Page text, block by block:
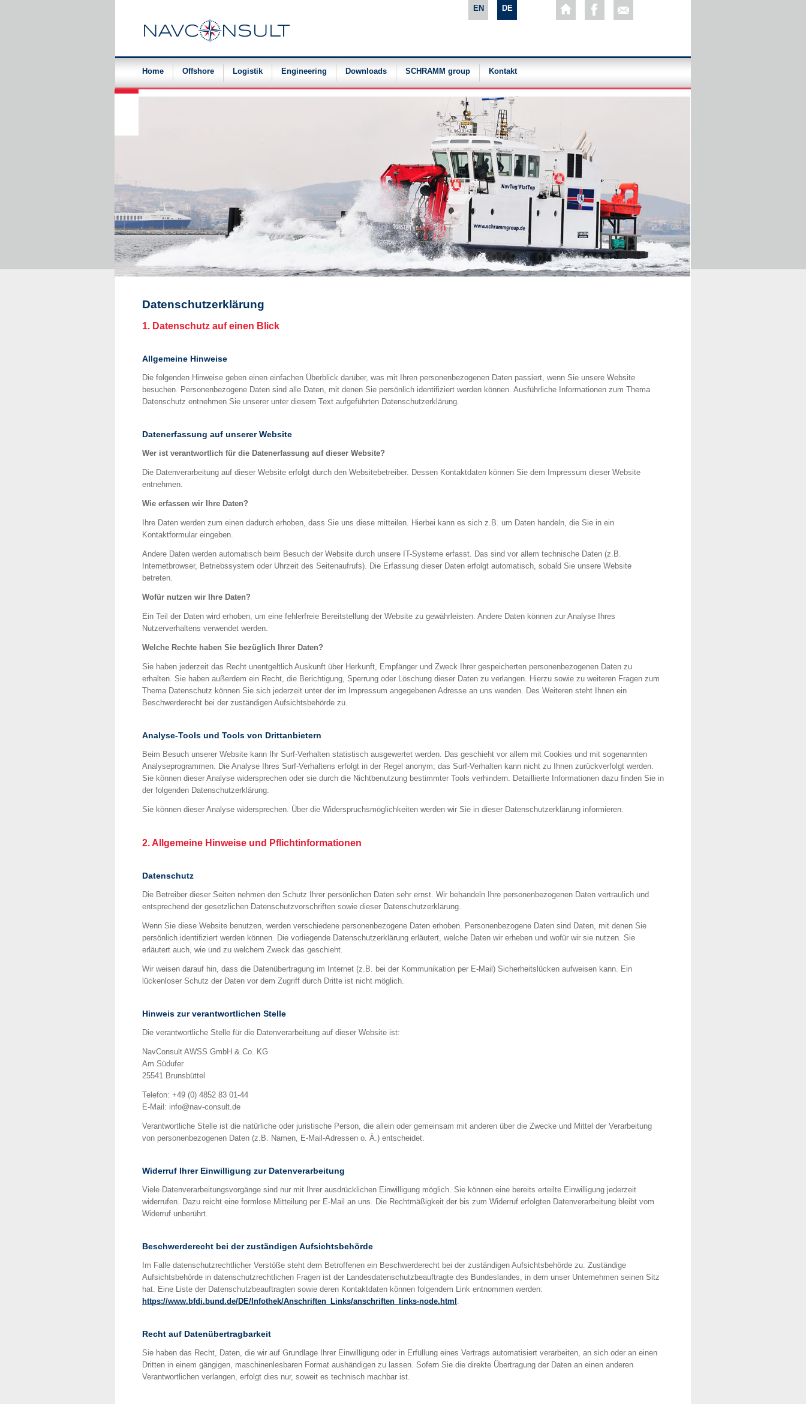
EN DE
Navigation
überspringen
Home Offshore Logistik Engineering Downloads SCHRAMM group Kontakt
Datenschutzerklärung
1. Datenschutz auf einen Blick
Allgemeine Hinweise
Die folgenden Hinweise geben einen einfachen Überblick darüber, was mit Ihren personenbezogenen Daten passiert, wenn Sie unsere Website
besuchen. Personenbezogene Daten sind alle Daten, mit denen Sie persönlich identifiziert werden können. Ausführliche Informationen zum Thema
Datenschutz entnehmen Sie unserer unter diesem Text aufgeführten Datenschutzerklärung.
Datenerfassung auf unserer Website
Wer ist verantwortlich für die Datenerfassung auf dieser Website?
Die Datenverarbeitung auf dieser Website erfolgt durch den Websitebetreiber. Dessen Kontaktdaten können Sie dem Impressum dieser Website
entnehmen.
Wie erfassen wir Ihre Daten?
Ihre Daten werden zum einen dadurch erhoben, dass Sie uns diese mitteilen. Hierbei kann es sich z.B. um Daten handeln, die Sie in ein
Kontaktformular eingeben.
Andere Daten werden automatisch beim Besuch der Website durch unsere IT-Systeme erfasst. Das sind vor allem technische Daten (z.B.
Internetbrowser, Betriebssystem oder Uhrzeit des Seitenaufrufs). Die Erfassung dieser Daten erfolgt automatisch, sobald Sie unsere Website
betreten.
Wofür nutzen wir Ihre Daten?
Ein Teil der Daten wird erhoben, um eine fehlerfreie Bereitstellung der Website zu gewährleisten. Andere Daten können zur Analyse Ihres
Nutzerverhaltens verwendet werden.
Welche Rechte haben Sie bezüglich Ihrer Daten?
Sie haben jederzeit das Recht unentgeltlich Auskunft über Herkunft, Empfänger und Zweck Ihrer gespeicherten personenbezogenen Daten zu
erhalten. Sie haben außerdem ein Recht, die Berichtigung, Sperrung oder Löschung dieser Daten zu verlangen. Hierzu sowie zu weiteren Fragen zum
Thema Datenschutz können Sie sich jederzeit unter der im Impressum angegebenen Adresse an uns wenden. Des Weiteren steht Ihnen ein
Beschwerderecht bei der zuständigen Aufsichtsbehörde zu.
Analyse-Tools und Tools von Drittanbietern
Beim Besuch unserer Website kann Ihr Surf-Verhalten statistisch ausgewertet werden. Das geschieht vor allem mit Cookies und mit sogenannten
Analyseprogrammen. Die Analyse Ihres Surf-Verhaltens erfolgt in der Regel anonym; das Surf-Verhalten kann nicht zu Ihnen zurückverfolgt werden.
Sie können dieser Analyse widersprechen oder sie durch die Nichtbenutzung bestimmter Tools verhindern. Detaillierte Informationen dazu finden Sie in
der folgenden Datenschutzerklärung.
Sie können dieser Analyse widersprechen. Über die Widerspruchsmöglichkeiten werden wir Sie in dieser Datenschutzerklärung informieren.
2. Allgemeine Hinweise und Pflichtinformationen
Datenschutz
Die Betreiber dieser Seiten nehmen den Schutz Ihrer persönlichen Daten sehr ernst. Wir behandeln Ihre personenbezogenen Daten vertraulich und
entsprechend der gesetzlichen Datenschutzvorschriften sowie dieser Datenschutzerklärung.
Wenn Sie diese Website benutzen, werden verschiedene personenbezogene Daten erhoben. Personenbezogene Daten sind Daten, mit denen Sie
persönlich identifiziert werden können. Die vorliegende Datenschutzerklärung erläutert, welche Daten wir erheben und wofür wir sie nutzen. Sie
erläutert auch, wie und zu welchem Zweck das geschieht.
Wir weisen darauf hin, dass die Datenübertragung im Internet (z.B. bei der Kommunikation per E-Mail) Sicherheitslücken aufweisen kann. Ein
lückenloser Schutz der Daten vor dem Zugriff durch Dritte ist nicht möglich.
Hinweis zur verantwortlichen Stelle
Die verantwortliche Stelle für die Datenverarbeitung auf dieser Website ist:
NavConsult AWSS GmbH & Co. KG
Am Südufer
25541 Brunsbüttel
Telefon: +49 (0) 4852 83 01-44
E-Mail: info@nav-consult.de
Verantwortliche Stelle ist die natürliche oder juristische Person, die allein oder gemeinsam mit anderen über die Zwecke und Mittel der Verarbeitung
von personenbezogenen Daten (z.B. Namen, E-Mail-Adressen o. Ä.) entscheidet.
Widerruf Ihrer Einwilligung zur Datenverarbeitung
Viele Datenverarbeitungsvorgänge sind nur mit Ihrer ausdrücklichen Einwilligung möglich. Sie können eine bereits erteilte Einwilligung jederzeit
widerrufen. Dazu reicht eine formlose Mitteilung per E-Mail an uns. Die Rechtmäßigkeit der bis zum Widerruf erfolgten Datenverarbeitung bleibt vom
Widerruf unberührt.
Beschwerderecht bei der zuständigen Aufsichtsbehörde
Im Falle datenschutzrechtlicher Verstöße steht dem Betroffenen ein Beschwerderecht bei der zuständigen Aufsichtsbehörde zu. Zuständige
Aufsichtsbehörde in datenschutzrechtlichen Fragen ist der Landesdatenschutzbeauftragte des Bundeslandes, in dem unser Unternehmen seinen Sitz
hat. Eine Liste der Datenschutzbeauftragten sowie deren Kontaktdaten können folgendem Link entnommen werden:
https://www.bfdi.bund.de/DE/Infothek/Anschriften_Links/anschriften_links-node.html .
Recht auf Datenübertragbarkeit
Sie haben das Recht, Daten, die wir auf Grundlage Ihrer Einwilligung oder in Erfüllung eines Vertrags automatisiert verarbeiten, an sich oder an einen
Dritten in einem gängigen, maschinenlesbaren Format aushändigen zu lassen. Sofern Sie die direkte Übertragung der Daten an einen anderen
Verantwortlichen verlangen, erfolgt dies nur, soweit es technisch machbar ist.